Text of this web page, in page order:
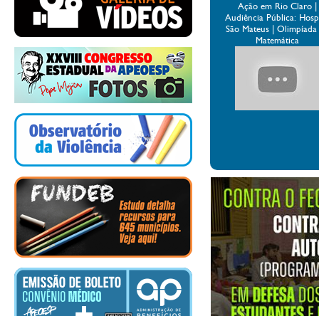
Ação em Rio Claro |
Audiência Pública:
São Mateus |
Matemática